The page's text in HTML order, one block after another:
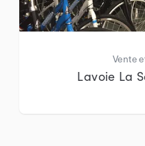
Vente
Lavoie La